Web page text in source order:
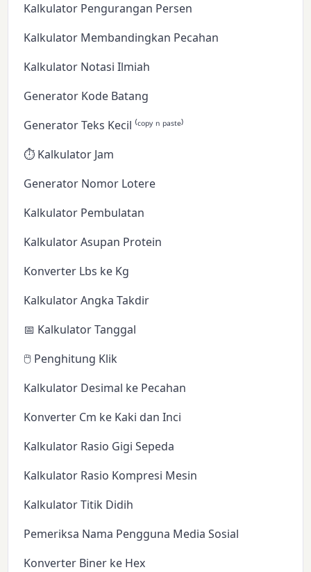
Kalkulator Pengurangan Persen
Kalkulator Membandingkan Pecahan
Kalkulator Notasi Ilmiah
Generator Kode Batang
Generator Teks Kecil ⁽ᶜᵒᵖʸ ⁿ ᵖᵃˢᵗᵉ⁾
⏱️ Kalkulator Jam
Generator Nomor Lotere
Kalkulator Pembulatan
Kalkulator Asupan Protein
Konverter Lbs ke Kg
Kalkulator Angka Takdir
📅 Kalkulator Tanggal
🖱️ Penghitung Klik
Kalkulator Desimal ke Pecahan
Konverter Cm ke Kaki dan Inci
Kalkulator Rasio Gigi Sepeda
Kalkulator Rasio Kompresi Mesin
Kalkulator Titik Didih
Pemeriksa Nama Pengguna Media Sosial
Konverter Biner ke Hex